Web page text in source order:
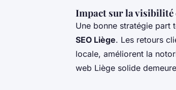
Impact sur la visibilité
Une bonne stratégie part
SEO Liège. Les retours
locale, améliorent la
web Liège solide